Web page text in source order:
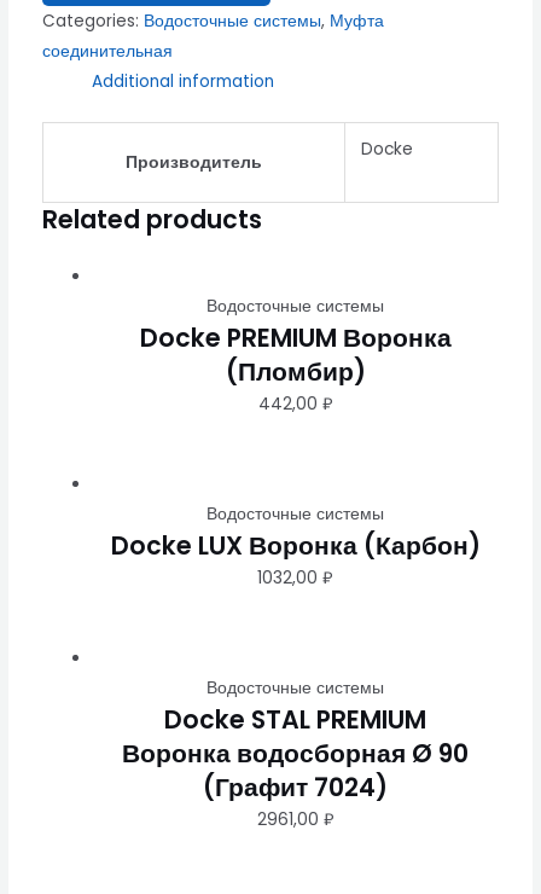
Categories: Водосточные системы, Муфта
соединительная
Additional information
Производитель
Docke
Related products
Водосточные системы
Docke PREMIUM Воронка
(Пломбир)
442,00 ₽
Водосточные системы
Docke LUX Воронка (Карбон)
1032,00₽
Водосточные системы
Docke STAL PREMIUM
Воронка водосборная Ø 90
(Графит 7024)
2961,00 ₽